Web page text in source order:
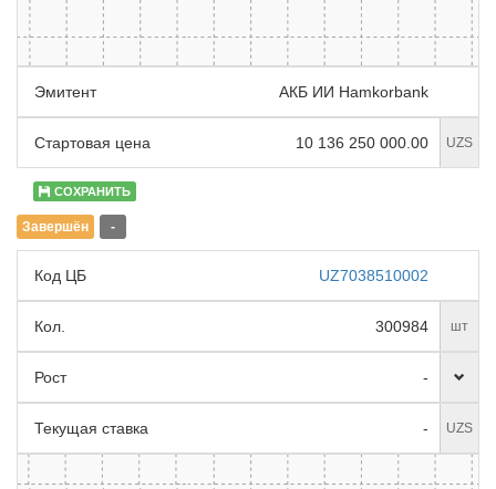
Эмитент АКБ ИИ Hamkorbank
Стартовая цена 10 136 250 000.00 UZS
СОХРАНИТЬ
Завершён -
Код ЦБ UZ7038510002
Кол. 300984 шт
Рост -
Текущая ставка - UZS